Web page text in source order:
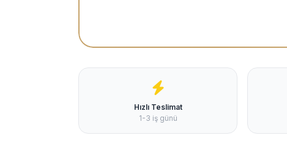
Hızlı Teslimat
1-3 iş günü